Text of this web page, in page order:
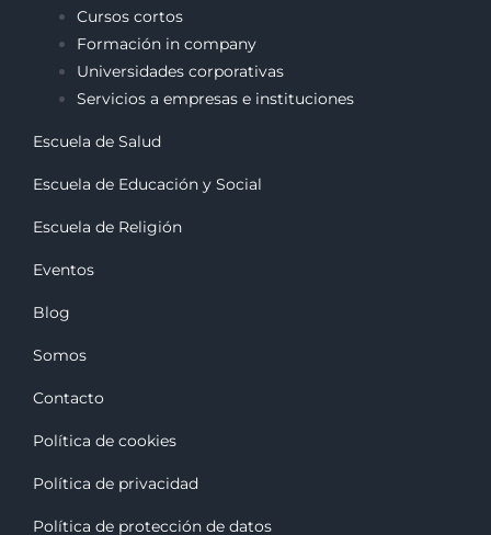
Cursos cortos
Formación in company
Universidades corporativas
Servicios a empresas e instituciones
Escuela de Salud
Escuela de Educación y Social
Escuela de Religión
Eventos
Blog
Somos
Contacto
Política de cookies
Política de privacidad
Política de protección de datos